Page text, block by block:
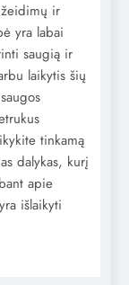
ir
yra labai
saugią ir
laikytis šių
tinkamą
dalykas, kurį
apie
išlaikyti